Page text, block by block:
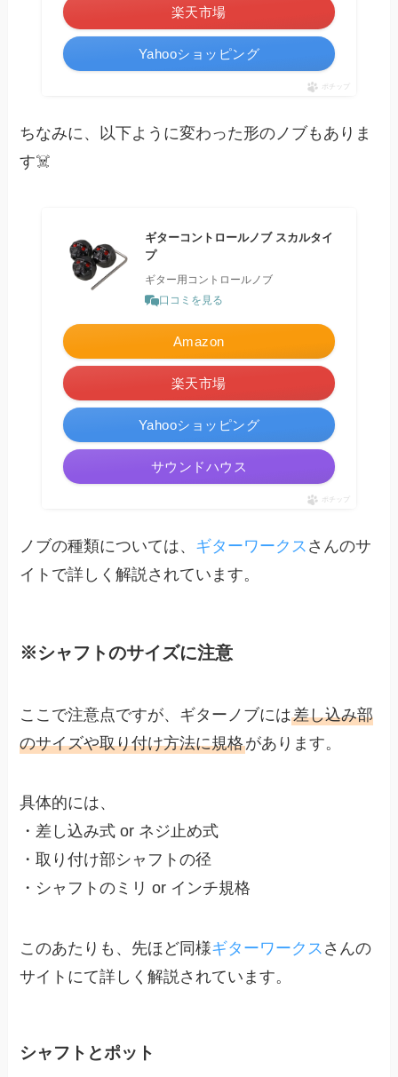
楽天市場
Yahooショッピング
ポチップ
ちなみに、以下ように変わった形のノブもありま
す☠️
ギターコントロールノブ スカルタイ
プ
ギター用コントロールノブ
口コミを見る
Amazon
楽天市場
Yahooショッピング
サウンドハウス
ポチップ
ノブの種類については、 ギターワークス さんのサ
イトで詳しく解説されています。
※シャフトのサイズに注意
ここで注意点ですが、ギターノブには差し込み部
のサイズや取り付け方法に規格があります。
具体的には、
・差し込み式 or ネジ止め式
・取り付け部シャフトの径
・シャフトのミリ or インチ規格
このあたりも、先ほど同様ギターワークス さんの
サイトにて詳しく解説されています。
シャフトとポット